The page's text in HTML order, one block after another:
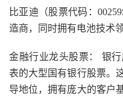
比亚迪（股票代码：
造商，同时拥有电池技术
金融行业龙头股票： 银
表的大型国有银行股票。
导地位，拥有庞大的客户